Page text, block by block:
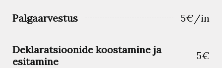
Palgaarvestus 5€/in
Deklaratsioonide koostamine ja
esitamine
5€